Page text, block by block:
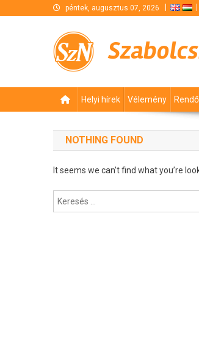
péntek, augusztus 07, 2026
Helyi hírek Vélemény
NOTHING FOUND
It seems we can’t find what you’re
Keresés: